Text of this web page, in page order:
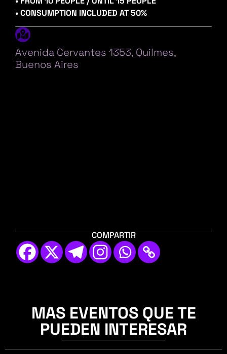
• CONSUMPTION INCLUDED AT 50%
Avenida Cervantes 1353, Quilmes,
Buenos Aires
COMPARTIR
MAS EVENTOS QUE TE
PUEDEN INTERESAR